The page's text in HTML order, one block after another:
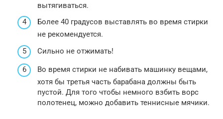
вытягиваться.
Более 40 градусов выставлять во время стирки
не рекомендуется.
Сильно не отжимать!
Во время стирки не набивать машинку вещами,
хотя бы третья часть барабана должны быть
пустой. Для того чтобы немного взбить ворс
полотенец, можно добавить теннисные мячики.